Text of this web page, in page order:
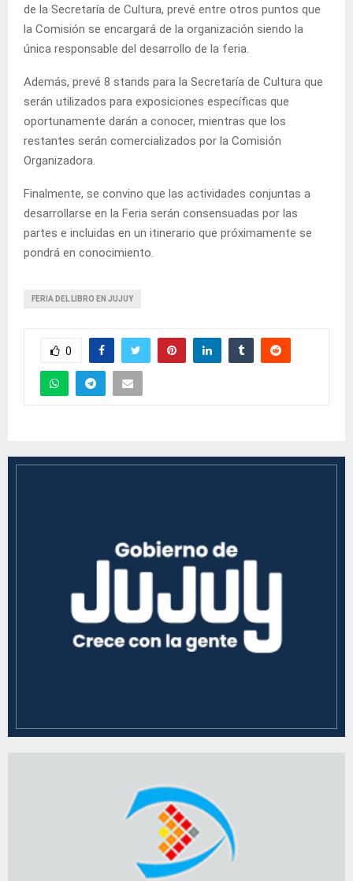
de la Secretaría de Cultura, prevé entre otros puntos que
la Comisión se encargará de la organización siendo la
única responsable del desarrollo de la feria.
Además, prevé 8 stands para la Secretaría de Cultura que
serán utilizados para exposiciones específicas que
oportunamente darán a conocer, mientras que los
restantes serán comercializados por la Comisión
Organizadora.
Finalmente, se convino que las actividades conjuntas a
desarrollarse en la Feria serán consensuadas por las
partes e incluidas en un itinerario que próximamente se
pondrá en conocimiento.
FERIA DEL LIBRO EN JUJUY
0